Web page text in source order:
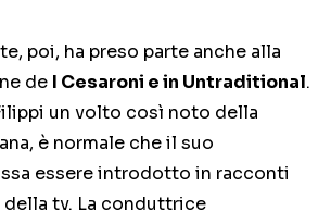
poi, ha preso parte anche alla
de I Cesaroni e in Untraditional.
un volto così noto della
è normale che il suo
essere introdotto in racconti
tv. La conduttrice